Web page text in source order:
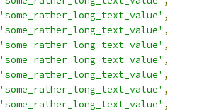
'some_rather_long_text_value' ,
'some_rather_long_text_value' ,
'some_rather_long_text_value' ,
'some_rather_long_text_value' ,
'some_rather_long_text_value' ,
'some_rather_long_text_value' ,
'some_rather_long_text_value' ,